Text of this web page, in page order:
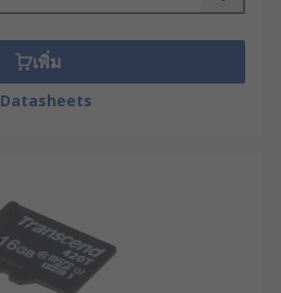
เพิ่ม
Datasheets